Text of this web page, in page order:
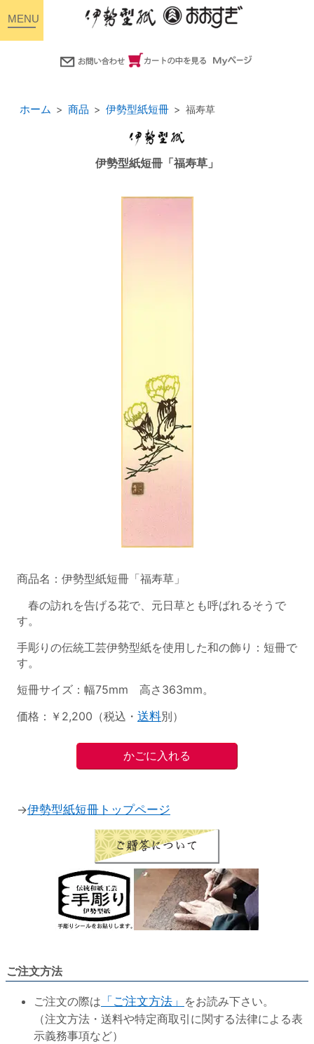
ホーム 商品 伊勢型紙短冊 福寿草
伊勢型紙短冊「福寿草」
商品名：伊勢型紙短冊「福寿草」
春の訪れを告げる花で、元日草とも呼ばれるそうで
す。
手彫りの伝統工芸伊勢型紙を使用した和の飾り：短冊で
す。
短冊サイズ：幅75mm 高さ363mm。
価格：￥2,200（税込・ 送料別）
→伊勢型紙短冊トップページ
ご注文方法
ご注文の際は 「ご注文方法」 をお読み下さい。
（注文方法・送料や特定商取引に関する法律による表
示義務事項など）
toggle
navigation